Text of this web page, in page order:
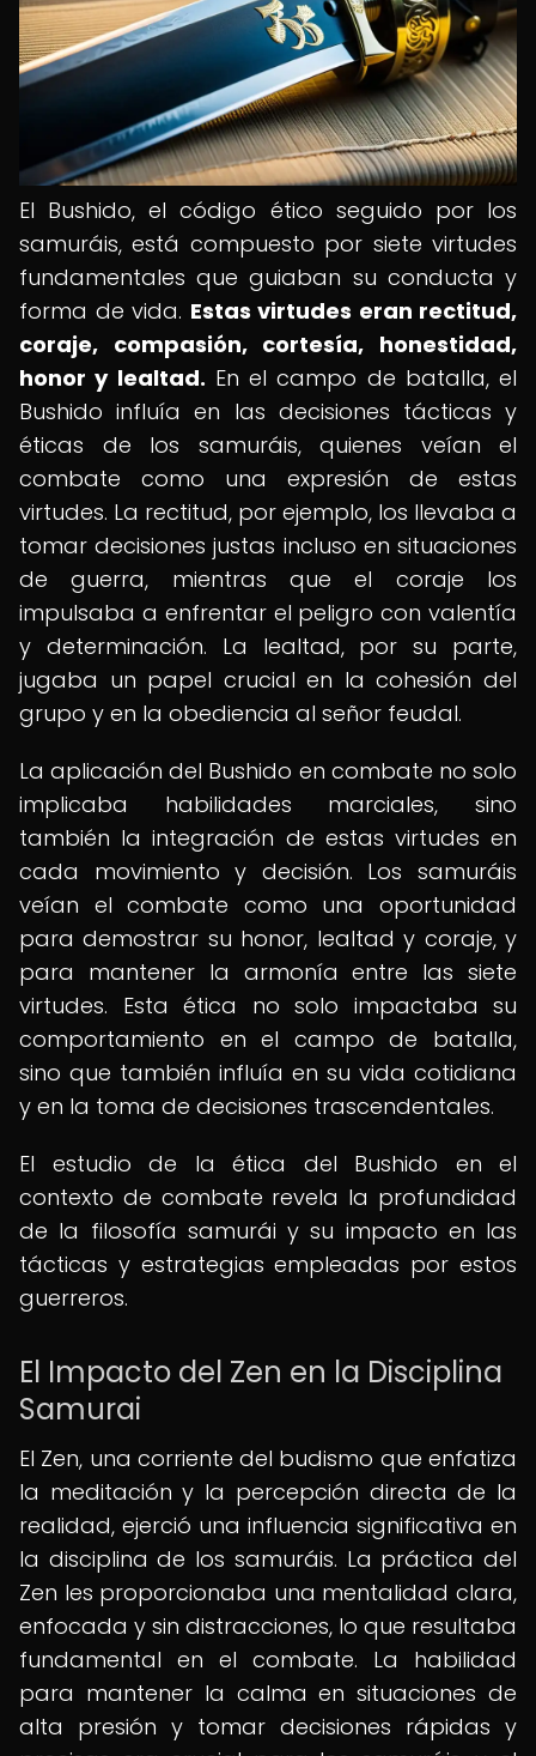
El Bushido, el código ético seguido por los
samuráis, está compuesto por siete virtudes
fundamentales que guiaban su conducta y
forma de vida. Estas virtudes eran rectitud,
coraje, compasión, cortesía, honestidad,
honor y lealtad. En el campo de batalla, el
Bushido influía en las decisiones tácticas y
éticas de los samuráis, quienes veían el
combate como una expresión de estas
virtudes. La rectitud, por ejemplo, los llevaba a
tomar decisiones justas incluso en situaciones
de guerra, mientras que el coraje los
impulsaba a enfrentar el peligro con valentía
y determinación. La lealtad, por su parte,
jugaba un papel crucial en la cohesión del
grupo y en la obediencia al señor feudal.
La aplicación del Bushido en combate no solo
implicaba habilidades marciales, sino
también la integración de estas virtudes en
cada movimiento y decisión. Los samuráis
veían el combate como una oportunidad
para demostrar su honor, lealtad y coraje, y
para mantener la armonía entre las siete
virtudes. Esta ética no solo impactaba su
comportamiento en el campo de batalla,
sino que también influía en su vida cotidiana
y en la toma de decisiones trascendentales.
El estudio de la ética del Bushido en el
contexto de combate revela la profundidad
de la filosofía samurái y su impacto en las
tácticas y estrategias empleadas por estos
guerreros.
El Impacto del Zen en la Disciplina
Samurai
El Zen, una corriente del budismo que enfatiza
la meditación y la percepción directa de la
realidad, ejerció una influencia significativa en
la disciplina de los samuráis. La práctica del
Zen les proporcionaba una mentalidad clara,
enfocada y sin distracciones, lo que resultaba
fundamental en el combate. La habilidad
para mantener la calma en situaciones de
alta presión y tomar decisiones rápidas y